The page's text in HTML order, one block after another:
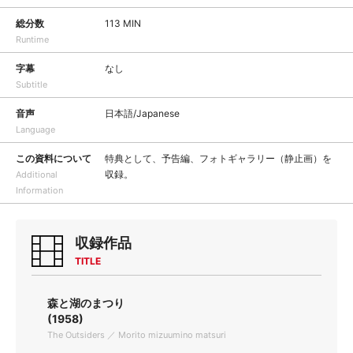
総分数
Runtime
113 MIN
字幕
Subtitle
なし
音声
Language
日本語/Japanese
この資料について
Additional
Information
特典として、予告編、フォトギャラリー（静止画）を
収録。
収録作品
TITLE
森と湖のまつり
(1958)
The Outsiders ／ Morito mizuumino matsuri